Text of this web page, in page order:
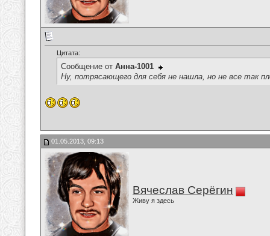
Цитата:
Сообщение от Анна-1001
Ну, потрясающего для себя не нашла, но не все так
01.05.2013, 09:13
Вячеслав Серёгин
Живу я здесь